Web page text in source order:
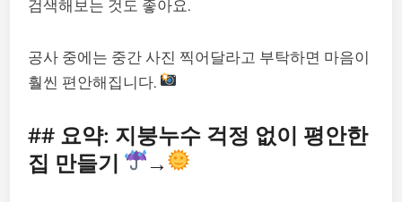
검색해보는 것도 좋아요.
공사 중에는 중간 사진 찍어달라고 부탁하면 마음이
훨씬 편안해집니다.
## 요약: 지붕누수 걱정 없이 평안한
집 만들기
→